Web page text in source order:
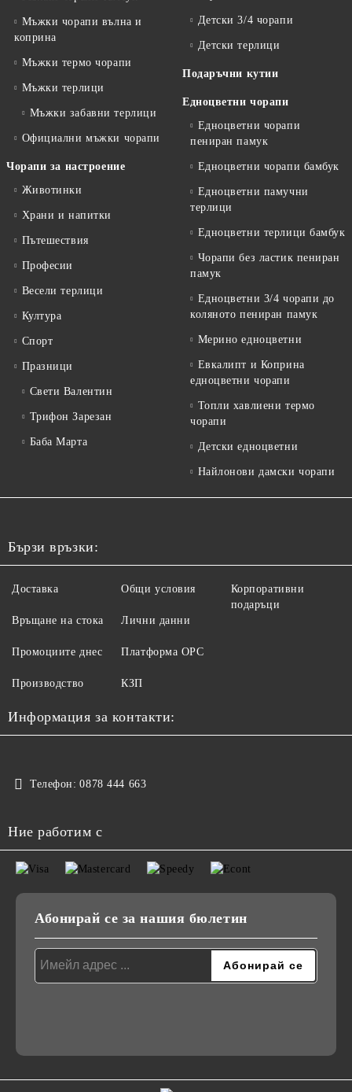
Мъжки чорапи вълна и
коприна
Мъжки термо чорапи
Мъжки терлици
Мъжки забавни терлици
Официални мъжки чорапи
Чорапи за настроение
Животинки
Храни и напитки
Пътешествия
Професии
Весели терлици
Култура
Спорт
Празници
Свети Валентин
Трифон Зарезан
Баба Марта
Детски 3/4 чорапи
Детски терлици
Подаръчни кутии
Едноцветни чорапи
Едноцветни чорапи
пениран памук
Едноцветни чорапи бамбук
Едноцветни памучни
терлици
Едноцветни терлици бамбук
Чорапи без ластик пениран
памук
Едноцветни 3/4 чорапи до
коляното пениран памук
Мерино едноцветни
Евкалипт и Коприна
едноцветни чорапи
Топли хавлиени термо
чорапи
Детски едноцветни
Найлонови дамски чорапи
Бързи връзки:
Доставка
Връщане на стока
Промоциите днес
Производство
Общи условия
Лични данни
Платформа ОРС
КЗП
Корпоративни
подаръци
Информация за контакти:
Телефон: 0878 444 663
Ние работим с
Абонирай се за нашия бюлетин